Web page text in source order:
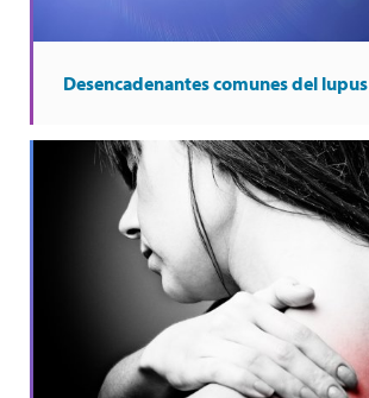
Desencadenantes comunes del lupus